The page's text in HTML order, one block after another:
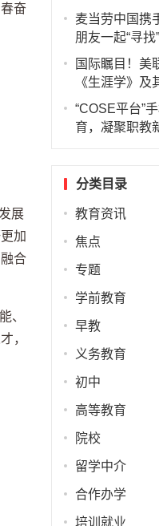
奋
展
加
合
、
，
麦当劳中国携
朋友一起“寻找
国际瞩目！美
《生涯学》及
“COSE平台”
育，凝聚职教
分类目录
教育资讯
焦点
专题
学前教育
早教
义务教育
初中
高等教育
院校
留学中介
合作办学
培训就业